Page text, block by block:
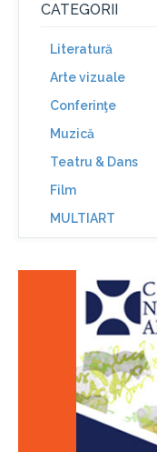
CATEGORII
Literatură
Arte vizuale
Conferinţe
Muzică
Teatru & Dans
Film
MULTIART